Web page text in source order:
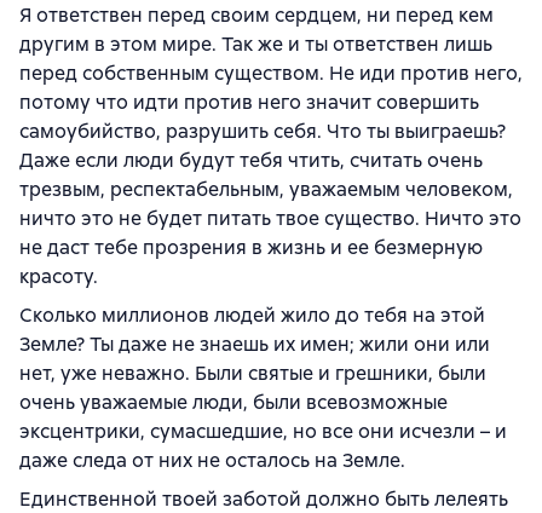
Я ответствен перед своим сердцем, ни перед кем
другим в этом мире. Так же и ты ответствен лишь
перед собственным существом. Не иди против него,
потому что идти против него значит совершить
самоубийство, разрушить себя. Что ты выиграешь?
Даже если люди будут тебя чтить, считать очень
трезвым, респектабельным, уважаемым человеком,
ничто это не будет питать твое существо. Ничто это
не даст тебе прозрения в жизнь и ее безмерную
красоту.
Сколько миллионов людей жило до тебя на этой
Земле? Ты даже не знаешь их имен; жили они или
нет, уже неважно. Были святые и грешники, были
очень уважаемые люди, были всевозможные
эксцентрики, сумасшедшие, но все они исчезли – и
даже следа от них не осталось на Земле.
Единственной твоей заботой должно быть лелеять